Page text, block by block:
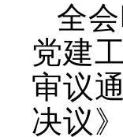
全
党建
审议
决议